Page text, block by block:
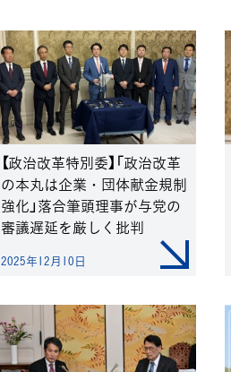
【政治改革特別委】「政治改革
の本丸は企業・団体献金規制
強化」落合筆頭理事が与党の
審議遅延を厳しく批判
2025年12月10日